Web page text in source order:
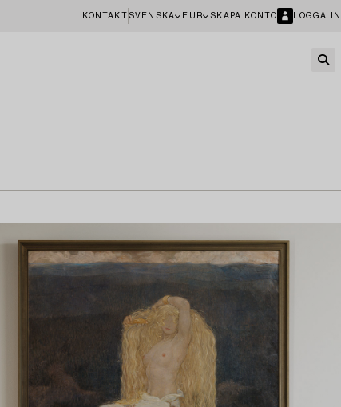
KONTAKT SVENSKA EUR SKAPA KONTO LOGGA IN